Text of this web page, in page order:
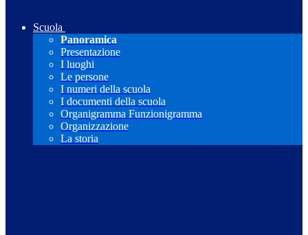
Scuola
Panoramica
Presentazione
I luoghi
Le persone
I numeri della scuola
I documenti della scuola
Organigramma Funzionigramma
Organizzazione
La storia